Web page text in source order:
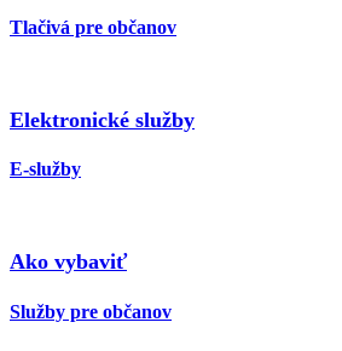
Tlačivá pre občanov
Elektronické služby
E-služby
Ako vybaviť
Služby pre občanov